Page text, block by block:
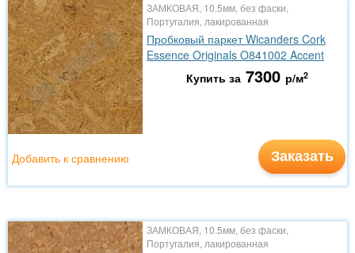
ЗАМКОВАЯ, 10.5мм, без фаски,
Португалия, лакированная
Пробковый паркет Wicanders Cork
Essence Originals O841002 Accent
Купить за 7300 р/м2
Заказать
Добавить к сравнению
ЗАМКОВАЯ, 10.5мм, без фаски,
Португалия, лакированная